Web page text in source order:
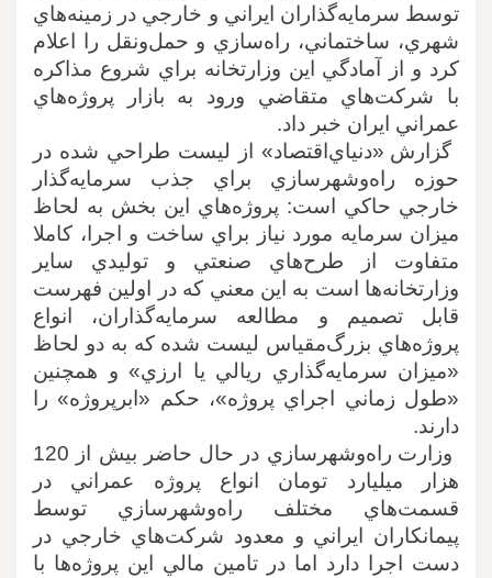
توسط سرمايه‌گذاران ايراني و خارجي در زمينه‌‌هاي
شهري، ساختماني، راه‌سازي و حمل‌و‌نقل را اعلام
كرد و از آمادگي اين وزارتخانه براي شروع مذاكره
با شركت‌هاي متقاضي ورود به بازار پروژه‌هاي
عمراني ايران خبر داد.
گزارش «دنياي‌اقتصاد» از لیست طراحي شده در
حوزه راه‌و‌شهرسازي براي جذب سرمايه‌گذار
خارجي حاكي است: پروژه‌هاي اين بخش به لحاظ
ميزان سرمايه مورد نياز براي ساخت و اجرا، كاملا
متفاوت از طرح‌هاي صنعتي و توليدي ساير
وزارتخانه‌ها است به اين معني كه در اولين فهرست
قابل تصميم‌ و مطالعه سرمايه‌گذاران، انواع
پروژه‌هاي بزرگ‌مقياس ليست شده كه به دو لحاظ
«ميزان سرمايه‌گذاري ريالي يا ارزي» و همچنين
«طول زماني اجراي پروژه»، حكم «ابرپروژه» را
دارند.
وزارت راه‌و‌شهرسازي در حال حاضر بيش از 120
هزار ميليارد تومان انواع پروژه عمراني در
قسمت‌هاي مختلف راه‌و‌شهرسازي توسط
پيمانكاران ايراني و معدود شركت‌هاي خارجي در
دست اجرا دارد اما در تامين مالي اين پروژه‌ها با